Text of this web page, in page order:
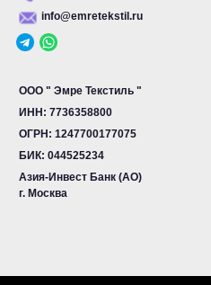
info@emretekstil.ru
ООО " Эмре Текстиль "
ИНН: 7736358800
ОГРН: 1247700177075
БИК: 044525234
Азия-Инвест Банк (АО)
г. Москва